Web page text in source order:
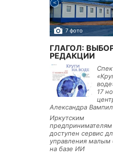
7 фото
ГЛАГОЛ:
РЕДАКЦИИ
17
Александра
Иркутским
доступен сервис
управления малым
на базе ИИ